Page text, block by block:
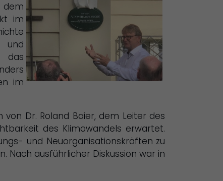
dem
im
und
das
im
Dr. Roland Baier, dem Leiter des
des Klimawandels erwartet.
und Neuorganisationskräften zu
ausführlicher Diskussion war in